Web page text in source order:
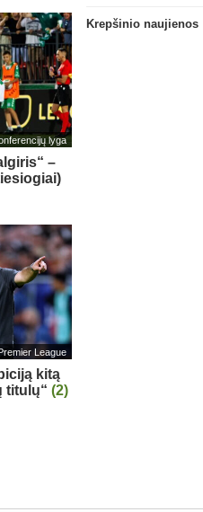
lyga
–
League
kitą
titulų“ (2)
Krepšinio naujienos